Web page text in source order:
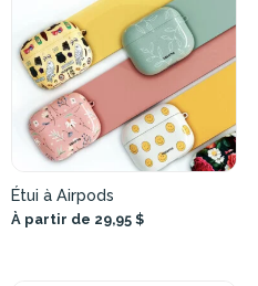
Étui à Airpods
À partir de 29,95 $